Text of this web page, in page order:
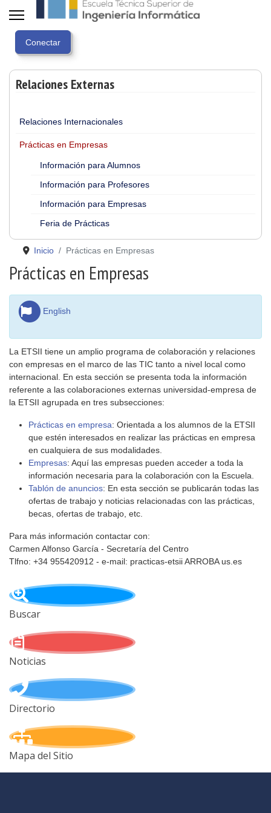
Relaciones Externas
Relaciones Internacionales
Prácticas en Empresas
Información para Alumnos
Información para Profesores
Información para Empresas
Feria de Prácticas
Inicio Prácticas en Empresas
Prácticas en Empresas
English
La ETSII tiene un amplio programa de colaboración y relaciones
con empresas en el marco de las TIC tanto a nivel local como
internacional. En esta sección se presenta toda la información
referente a las colaboraciones externas universidad-empresa de
la ETSII agrupada en tres subsecciones:
Prácticas en empresa: Orientada a los alumnos de la ETSII
que estén interesados en realizar las prácticas en empresa
en cualquiera de sus modalidades.
Empresas: Aquí las empresas pueden acceder a toda la
información necesaria para la colaboración con la Escuela.
Tablón de anuncios: En esta sección se publicarán todas las
ofertas de trabajo y noticias relacionadas con las prácticas,
becas, ofertas de trabajo, etc.
Para más información contactar con:
Carmen Alfonso García - Secretaría del Centro
Tlfno: +34 955420912 - e-mail: practicas-etsii ARROBA us.es
Buscar
Noticias
Directorio
Mapa del Sitio